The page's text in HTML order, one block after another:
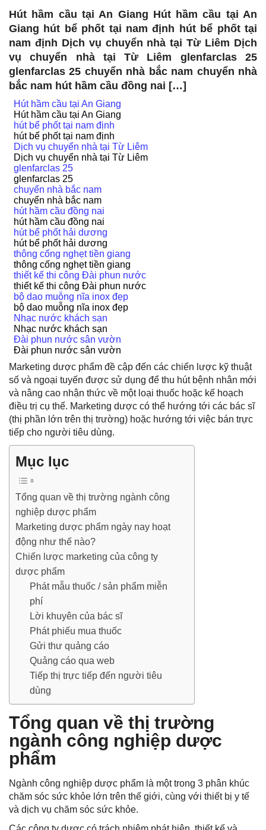
Hút hầm cầu tại An Giang Hút hầm cầu tại An
Giang hút bể phốt tại nam định hút bể phốt tại
nam định Dịch vụ chuyển nhà tại Từ Liêm Dịch
vụ chuyển nhà tại Từ Liêm glenfarclas 25
glenfarclas 25 chuyển nhà bắc nam chuyển nhà
bắc nam hút hầm cầu đồng nai […]
Hút hầm cầu tại An Giang
Hút hầm cầu tại An Giang
hút bể phốt tại nam định
hút bể phốt tại nam định
Dịch vụ chuyển nhà tại Từ Liêm
Dịch vụ chuyển nhà tại Từ Liêm
glenfarclas 25
glenfarclas 25
chuyển nhà bắc nam
chuyển nhà bắc nam
hút hầm cầu đồng nai
hút hầm cầu đồng nai
hút bể phốt hải dương
hút bể phốt hải dương
thông cống nghẹt tiền giang
thông cống nghẹt tiền giang
thiết kế thi công Đài phun nước
thiết kế thi công Đài phun nước
bộ dao muỗng nĩa inox đẹp
bộ dao muỗng nĩa inox đẹp
Nhạc nước khách sạn
Nhạc nước khách sạn
Đài phun nước sân vườn
Đài phun nước sân vườn
Marketing dược phẩm đề cập đến các chiến lược kỹ thuật
số và ngoại tuyến được sử dụng để thu hút bệnh nhân mới
và nâng cao nhận thức về một loại thuốc hoặc kế hoạch
điều trị cụ thể. Marketing dược có thể hướng tới các bác sĩ
(thị phần lớn trên thị trường) hoặc hướng tới việc bán trực
tiếp cho người tiêu dùng.
Mục lục
Tổng quan về thị trường ngành công
nghiệp dược phẩm
Marketing dược phẩm ngày nay hoạt
động như thế nào?
Chiến lược marketing của công ty
dược phẩm
Phát mẫu thuốc / sản phẩm miễn
phí
Lời khuyên của bác sĩ
Phát phiếu mua thuốc
Gửi thư quảng cáo
Quảng cáo qua web
Tiếp thị trực tiếp đến người tiêu
dùng
Tổng quan về thị trường
ngành công nghiệp dược
phẩm
Ngành công nghiệp dược phẩm là một trong 3 phân khúc
chăm sóc sức khỏe lớn trên thế giới, cùng với thiết bị y tế
và dịch vụ chăm sóc sức khỏe.